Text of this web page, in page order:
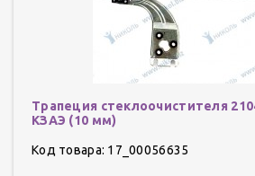
Трапеция стеклоочистителя
КЗАЭ (10 мм)
Код товара: 17_00056635